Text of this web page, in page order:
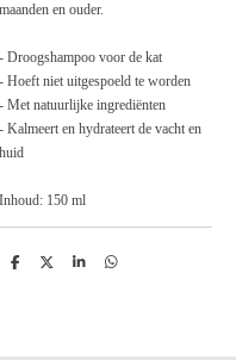
maanden en ouder.
- Droogshampoo voor de kat
- Hoeft niet uitgespoeld te worden
- Met natuurlijke ingrediënten
- Kalmeert en hydrateert de vacht en
huid
Inhoud: 150 ml
D
D
S
D